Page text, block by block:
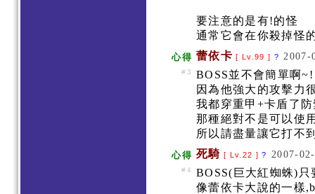
要注意的是有!的怪
通常它會在你殺掉怪
心得 蕾依卡 [ Lv.99 ] ? 2007-
#3
BOSS並不會簡單啊
因為他強大的攻擊力
我都穿重甲+卡盾了
那種絕對不是可以使
所以請盡量讓它打不
心得 死騎 [ Lv.22 ]? 2007-
#4
BOSS(巨大紅蜘蛛)
像蕾依卡大說的一樣